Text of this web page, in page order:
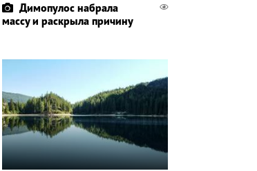
Димопулос набрала
массу и раскрыла причину